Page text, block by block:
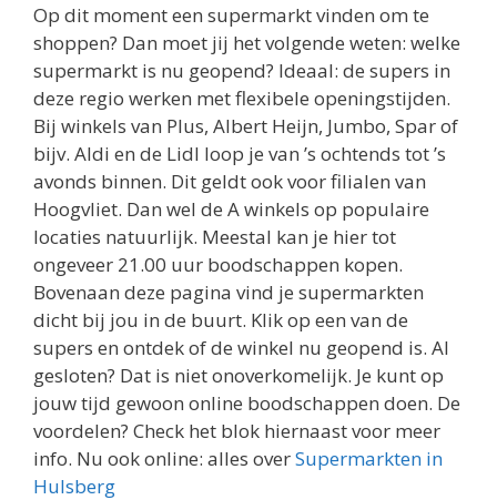
Op dit moment een supermarkt vinden om te
shoppen? Dan moet jij het volgende weten: welke
supermarkt is nu geopend? Ideaal: de supers in
deze regio werken met flexibele openingstijden.
Bij winkels van Plus, Albert Heijn, Jumbo, Spar of
bijv. Aldi en de Lidl loop je van ’s ochtends tot ’s
avonds binnen. Dit geldt ook voor filialen van
Hoogvliet. Dan wel de A winkels op populaire
locaties natuurlijk. Meestal kan je hier tot
ongeveer 21.00 uur boodschappen kopen.
Bovenaan deze pagina vind je supermarkten
dicht bij jou in de buurt. Klik op een van de
supers en ontdek of de winkel nu geopend is. Al
gesloten? Dat is niet onoverkomelijk. Je kunt op
jouw tijd gewoon online boodschappen doen. De
voordelen? Check het blok hiernaast voor meer
info. Nu ook online: alles overSupermarkten in
Hulsberg